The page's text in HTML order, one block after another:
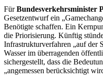
FürBundesverkehrsminister
Gesetzentwurf ein „
Benötigte schaffen. Ein
die Priorisierung. Künftig
Infrastrukturverfahren „auf der
Wasser im überragenden
sichergestellt, dass die
„angemessen berücksichtigt